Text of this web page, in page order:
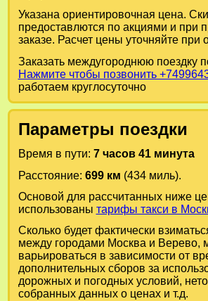
Указана ориентировочная цена.
предоставлются по акциями и при
заказе. Расчет цены уточняйте при
Заказать междугороднюю поездку
Нажмите чтобы позвонить
работаем круглосуточно
Параметры поездки
Время в пути: 7 часов 41 минута
Расстояние: 699 км (434 миль).
Основой для рассчитанных ниже
использованы тарифы такси в
Сколько будет фактически
между городами Москваи Верево,
варьироваться в зависимости от
дополнительных сборов за
дорожных и погодных условий,
собранных данных о ценах и т.д.